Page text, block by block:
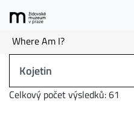
Where Am I?
Celkový počet výsledků: 61